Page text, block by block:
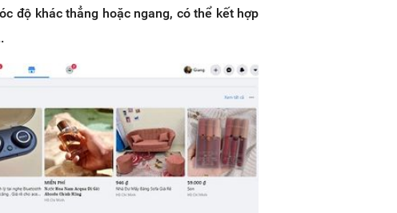
độ khác thẳng hoặc ngang, có thể kết hợp